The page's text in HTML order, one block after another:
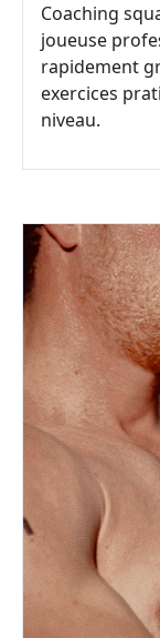
Coaching
joueuse
rapidement
exercices
niveau.